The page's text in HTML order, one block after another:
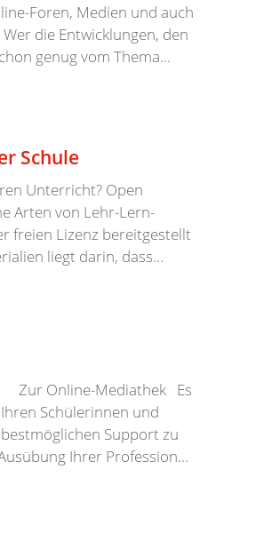
Foren, Medien und auch
die Entwicklungen, den
genug vom Thema...
Schule
Unterricht? Open
Arten von Lehr-Lern-
freien Lizenz bereitgestellt
liegt darin, dass...
Zur Online-Mediathek Es
Schülerinnen und
Support zu
Ihrer Profession...